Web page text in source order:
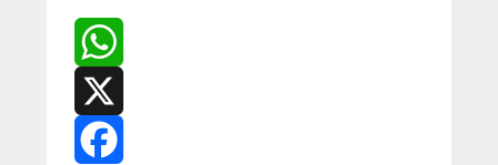
WhatsApp
X